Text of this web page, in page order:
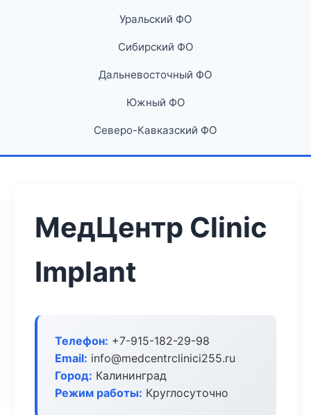
Уральский ФО
Сибирский ФО
Дальневосточный ФО
Южный ФО
Северо-Кавказский ФО
МедЦентр Clinic
Implant
Телефон: +7-915-182-29-98
Email: info@medcentrclinici255.ru
Город: Калининград
Режим работы: Круглосуточно